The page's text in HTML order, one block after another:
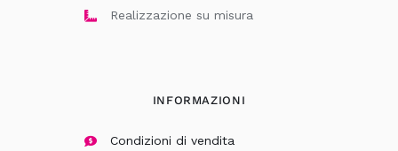
Realizzazione su misura
INFORMAZIONI
Condizioni di vendita